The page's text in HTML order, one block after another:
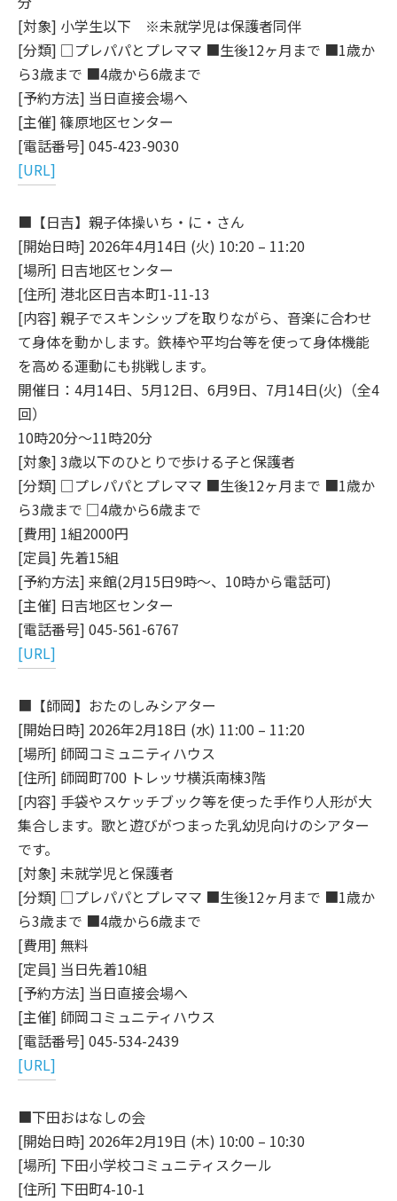
[対象] 小学生以下 ※未就学児は保護者同伴
[分類] □プレパパとプレママ ■生後12ヶ月まで ■1歳か
ら3歳まで ■4歳から6歳まで
[予約方法] 当日直接会場へ
[主催] 篠原地区センター
[電話番号] 045-423-9030
[URL]
■【日吉】親子体操いち・に・さん
[開始日時] 2026年4月14日 (火) 10:20 – 11:20
[場所] 日吉地区センター
[住所] 港北区日吉本町1-11-13
[内容] 親子でスキンシップを取りながら、音楽に合わせ
て身体を動かします。鉄棒や平均台等を使って身体機能
を高める運動にも挑戦します。
開催日：4月14日、5月12日、6月9日、7月14日(火)（全4
回）
10時20分～11時20分
[対象] 3歳以下のひとりで歩ける子と保護者
[分類] □プレパパとプレママ ■生後12ヶ月まで ■1歳か
ら3歳まで □4歳から6歳まで
[費用] 1組2000円
[定員] 先着15組
[予約方法] 来館(2月15日9時～、10時から電話可)
[主催] 日吉地区センター
[電話番号] 045-561-6767
[URL]
■【師岡】おたのしみシアター
[開始日時] 2026年2月18日 (水) 11:00 – 11:20
[場所] 師岡コミュニティハウス
[住所] 師岡町700 トレッサ横浜南棟3階
[内容] 手袋やスケッチブック等を使った手作り人形が大
集合します。歌と遊びがつまった乳幼児向けのシアター
です。
[対象] 未就学児と保護者
[分類] □プレパパとプレママ ■生後12ヶ月まで ■1歳か
ら3歳まで ■4歳から6歳まで
[費用] 無料
[定員] 当日先着10組
[予約方法] 当日直接会場へ
[主催] 師岡コミュニティハウス
[電話番号] 045-534-2439
[URL]
■下田おはなしの会
[開始日時] 2026年2月19日 (木) 10:00 – 10:30
[場所] 下田小学校コミュニティスクール
[住所] 下田町4-10-1